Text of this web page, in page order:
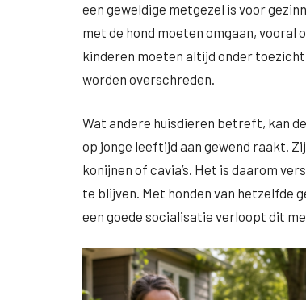
een geweldige metgezel is voor
met de hond moeten omgaan, vooral
kinderen moeten altijd onder
worden overschreden.
Wat andere huisdieren betreft, kan
op jonge leeftijd aan gewend raakt.
konijnen of cavia’s. Het is daarom
te blijven. Met honden van hetzelfde
een goede socialisatie verloopt dit